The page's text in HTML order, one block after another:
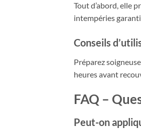
Tout d’abord, elle
intempéries
Conseils
Préparez
heures avant
FAQ –
Peut-on